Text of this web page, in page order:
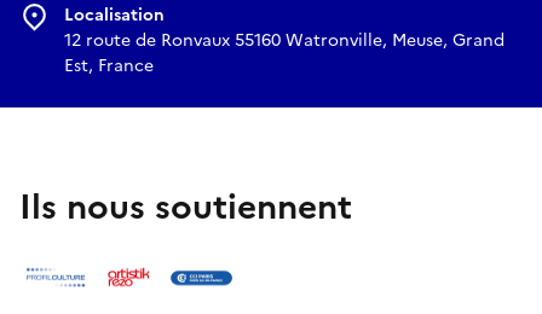
Localisation
12 route de Ronvaux 55160 Watronville, Meuse, Grand
Est, France
Ils nous soutiennent